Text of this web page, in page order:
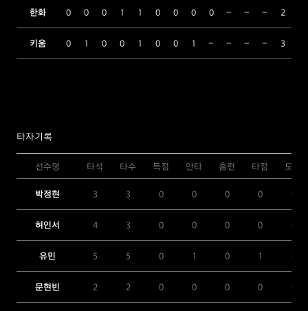
한화 0 0 0 1 1 0 0 0 0 - - - 2
키움 0 1 0 0 1 0 0 1 - - - - 3
타자기록
선수명 타석 타수 득점 안타 홈런 타점 도루
박정현 3 3 0 0 0 0 0
허인서 4 3 0 0 0 0 0
유민 5 5 0 1 0 1 0
문현빈 2 2 0 0 0 0 0